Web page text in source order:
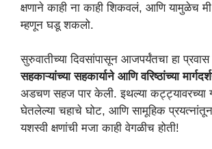
क्षणाने काही ना काही शिकवलं, आणि यामुळेच मी
म्हणून घडू शकलो.
सुरुवातीच्या दिवसांपासून आजपर्यंतचा हा
सहकाऱ्यांच्या सहकार्याने आणि वरिष्ठांच्या
अडचण सहज पार केली. इथल्या कट्ट्यावरच्या
घेतलेल्या चहाचे घोट, आणि सामूहिक
यशस्वी क्षणांची मजा काही वेगळीच होती!